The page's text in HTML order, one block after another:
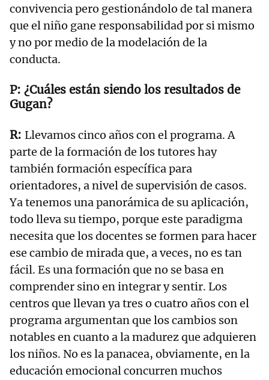
convivencia pero gestionándolo de tal manera
que el niño gane responsabilidad por si mismo
y no por medio de la modelación de la
conducta.
¿Cuáles están siendo los resultados de
Gugan?
Llevamos cinco años con el programa. A
parte de la formación de los tutores hay
también formación específica para
orientadores, a nivel de supervisión de casos.
Ya tenemos una panorámica de su aplicación,
todo lleva su tiempo, porque este paradigma
necesita que los docentes se formen para hacer
ese cambio de mirada que, a veces, no es tan
fácil. Es una formación que no se basa en
comprender sino en integrar y sentir. Los
centros que llevan ya tres o cuatro años con el
programa argumentan que los cambios son
notables en cuanto a la madurez que adquieren
los niños. No es la panacea, obviamente, en la
educación emocional concurren muchos